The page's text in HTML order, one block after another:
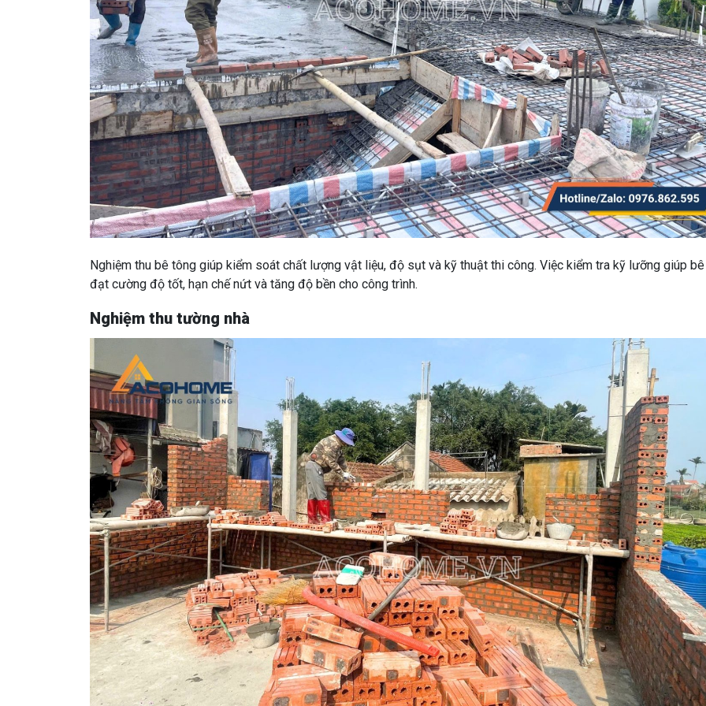
Nghiệm thu bê tông giúp kiểm soát chất lượng vật liệu, độ sụt và kỹ thuật thi công. Việc kiểm tra kỹ lưỡng giúp
đạt cường độ tốt, hạn chế nứt và tăng độ bền cho công trình.
Nghiệm thu tường nhà